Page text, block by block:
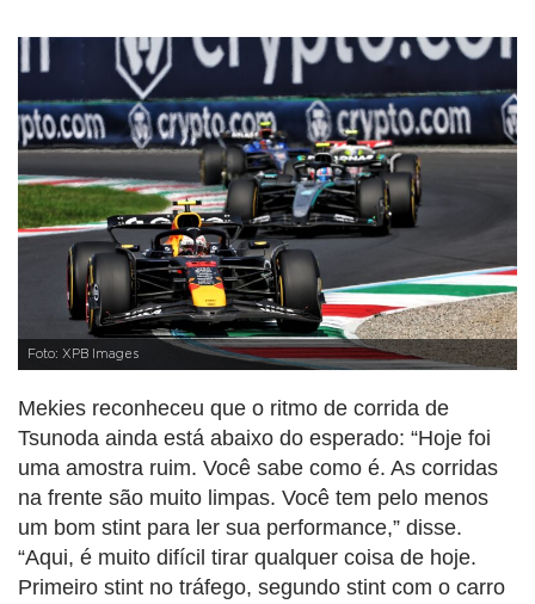
Foto: XPB Images
Mekies reconheceu que o ritmo de corrida de
Tsunoda ainda está abaixo do esperado: “Hoje foi
uma amostra ruim. Você sabe como é. As corridas
na frente são muito limpas. Você tem pelo menos
um bom stint para ler sua performance,” disse.
“Aqui, é muito difícil tirar qualquer coisa de hoje.
Primeiro stint no tráfego, segundo stint com o carro